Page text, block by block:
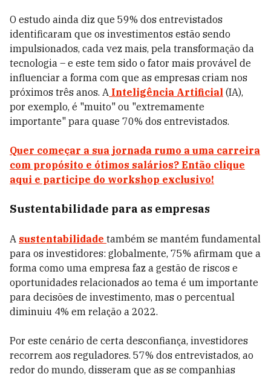
O estudo ainda diz que 59% dos entrevistados
identificaram que os investimentos estão sendo
impulsionados, cada vez mais, pela transformação da
tecnologia – e este tem sido o fator mais provável de
influenciar a forma com que as empresas criam nos
próximos três anos. A Inteligência Artificial (IA),
por exemplo, é "muito" ou "extremamente
importante" para quase 70% dos entrevistados.
Quer começar a sua jornada rumo a uma carreira
com propósito e ótimos salários? Então clique
aqui e participe do workshop exclusivo!
Sustentabilidade para as empresas
A sustentabilidade também se mantém fundamental
para os investidores: globalmente, 75% afirmam que a
forma como uma empresa faz a gestão de riscos e
oportunidades relacionados ao tema é um importante
para decisões de investimento, mas o percentual
diminuiu 4% em relação a 2022.
Por este cenário de certa desconfiança, investidores
recorrem aos reguladores. 57% dos entrevistados, ao
redor do mundo, disseram que as se companhias